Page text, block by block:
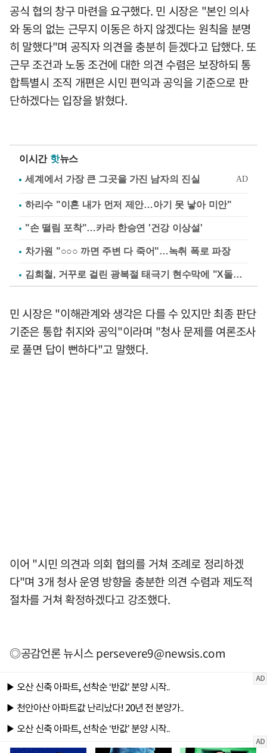
공식 협의 창구 마련을 요구했다. 민 시장은 "본인 의사
와 동의 없는 근무지 이동은 하지 않겠다는 원칙을 분명
히 말했다"며 공직자 의견을 충분히 듣겠다고 답했다. 또
근무 조건과 노동 조건에 대한 의견 수렴은 보장하되 통
합특별시 조직 개편은 시민 편익과 공익을 기준으로 판
단하겠다는 입장을 밝혔다.
이시간 핫뉴스
하리수 "이혼 내가 먼저 제안…아기 못 낳아 미안"
"손 떨림 포착"…카라 한승연 '건강 이상설'
차가원 "○○○ 까면 주변 다 죽어"…녹취 폭로 파장
김희철, 거꾸로 걸린 광복절 태극기 현수막에 "X돌았네"
민 시장은 "이해관계와 생각은 다를 수 있지만 최종 판단
기준은 통합 취지와 공익"이라며 "청사 문제를 여론조사
로 풀면 답이 뻔하다"고 말했다.
이어 "시민 의견과 의회 협의를 거쳐 조례로 정리하겠
다"며 3개 청사 운영 방향을 충분한 의견 수렴과 제도적
절차를 거쳐 확정하겠다고 강조했다.
◎공감언론 뉴시스persevere9@newsis.com